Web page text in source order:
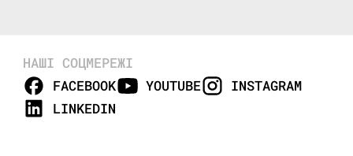
НАШІ СОЦМЕРЕЖІ
FACEBOOK
YOUTUBE
INSTAGRAM
LINKEDIN